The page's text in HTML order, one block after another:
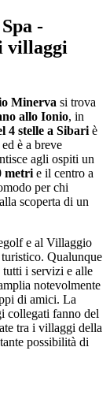
-
villaggi
Minerva si trova
allo Ionio, in
4 stelle a Sibari è
è a breve
agli ospiti un
metri e il centro a
per chi
scoperta di un
e al Villaggio
Qualunque
tutti i servizi e alle
notevolmente
di amici. La
collegati fanno del
tra i villaggi della
possibilità di